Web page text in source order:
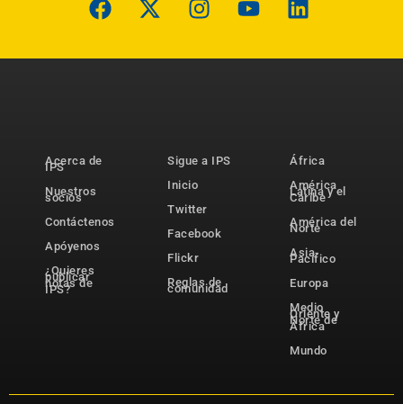
Acerca de
IPS
Nuestros
socios
Contáctenos
Apóyenos
¿Quieres
publicar
notas de
IPS?
Sigue a IPS
Inicio
Twitter
Facebook
Flickr
Reglas de
comunidad
África
América
Latina y el
Caribe
América del
Norte
Asia-
Pacífico
Europa
Medio
Oriente y
Norte de
África
Mundo